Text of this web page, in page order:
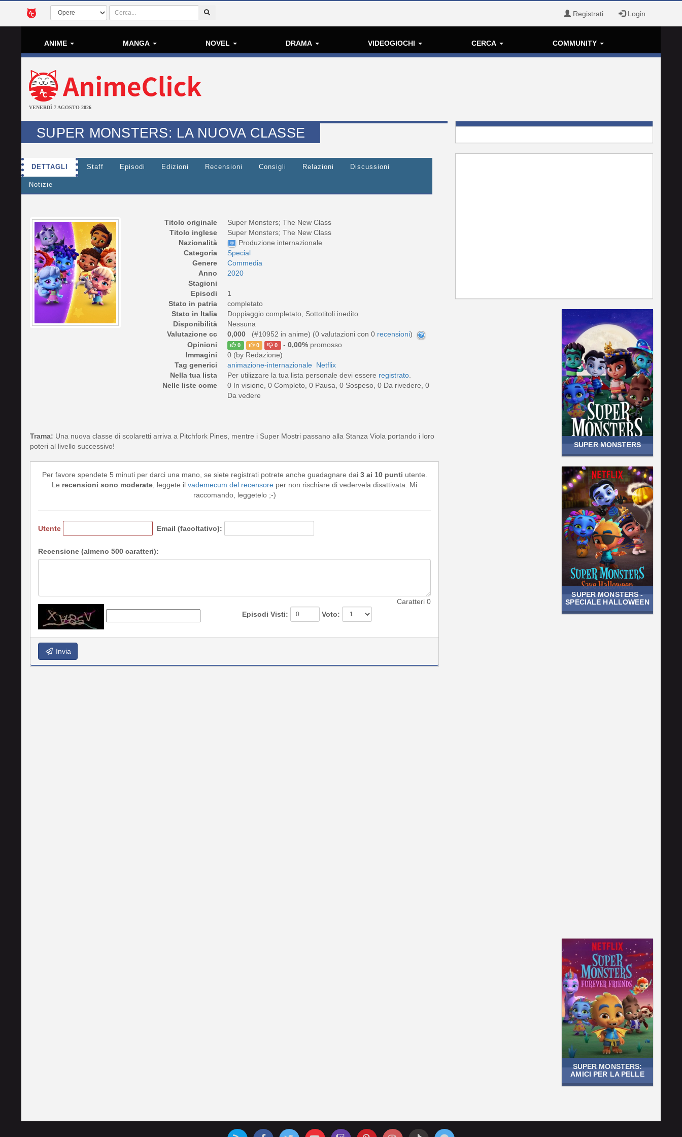
Registrati Login
ANIME MANGA NOVEL DRAMA VIDEOGIOCHI CERCA COMMUNITY
VENERDÌ 7 AGOSTO 2026
SUPER MONSTERS: LA NUOVA CLASSE
DETTAGLI Staff Episodi Edizioni Recensioni Consigli Relazioni Discussioni
Notizie
Titolo originale
Super Monsters; The New Class
Titolo inglese
Super Monsters; The New Class
Nazionalità
Produzione internazionale
Categoria
Special
Genere
Commedia
Anno
2020
Stagioni
Episodi
1
Stato in patria
completato
Stato in Italia
Doppiaggio completato, Sottotitoli inedito
Disponibilità
Nessuna
Valutazione cc
0,000 (#10952 in anime) (0 valutazioni con 0 recensioni)
Opinioni
0 0 0 - 0,00%promosso
Immagini
0 (by Redazione)
Tag generici
animazione-internazionale Netflix
Nella tua lista
Per utilizzare la tua lista personale devi essere registrato
Nelle liste come
0 In visione, 0 Completo, 0 Pausa, 0 Sospeso, 0 Da rivedere, 0
Da vedere
Trama: Una nuova classe di scolaretti arriva a Pitchfork Pines, mentre i Super Mostri passano alla Stanza Viola portando i loro
poteri al livello successivo!
Per favore spendete 5 minuti per darci una mano, se siete registrati potrete anche guadagnare dai 3 ai 10 punti utente.
Le recensioni sono moderate , leggete il vademecum del recensore per non rischiare di vedervela disattivata. Mi
raccomando, leggetelo ;-)
Utente Email (facoltativo):
Recensione (almeno 500 caratteri):
Caratteri 0
Episodi Visti:
Voto:
Invia
SUPER MONSTERS
SUPER MONSTERS -
SPECIALE HALLOWEEN
SUPER MONSTERS:
AMICI PER LA PELLE